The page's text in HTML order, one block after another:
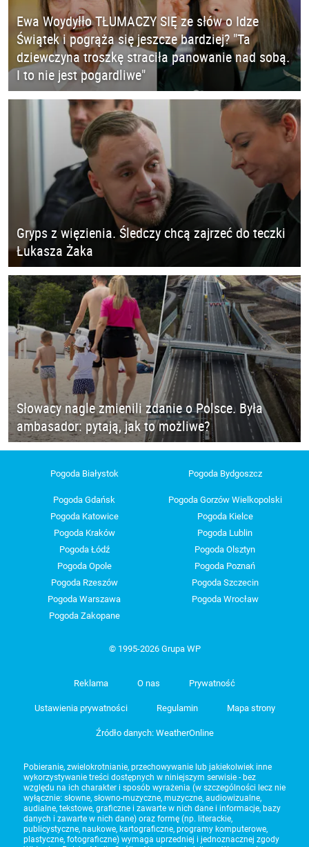
Ewa Woydyłło TŁUMACZY SIĘ ze słów o Idze
Świątek i pogrąża się jeszcze bardziej? "Ta
dziewczyna troszkę straciła panowanie nad sobą.
I to nie jest pogardliwe"
Gryps z więzienia. Śledczy chcą zajrzeć do teczki
Łukasza Żaka
Słowacy nagle zmienili zdanie o Polsce. Była
ambasador: pytają, jak to możliwe?
Pogoda Białystok Pogoda Bydgoszcz
Pogoda Gdańsk
Pogoda Gorzów Wielkopolski
Pogoda Katowice
Pogoda Kielce
Pogoda Kraków
Pogoda Lublin
Pogoda Łódź
Pogoda Olsztyn
Pogoda Opole
Pogoda Poznań
Pogoda Rzeszów
Pogoda Szczecin
Pogoda Warszawa
Pogoda Wrocław
Pogoda Zakopane
© 1995-2026 Grupa WP
Reklama O nas Prywatność
Ustawienia prywatności Regulamin Mapa strony
Źródło danych: WeatherOnline
Pobieranie, zwielokrotnianie, przechowywanie lub jakiekolwiek inne
wykorzystywanie treści dostępnych w niniejszym serwisie - bez
względu na ich charakter i sposób wyrażenia (w szczególności lecz nie
wyłącznie: słowne, słowno-muzyczne, muzyczne, audiowizualne,
audialne, tekstowe, graficzne i zawarte w nich dane i informacje, bazy
danych i zawarte w nich dane) oraz formę (np. literackie,
publicystyczne, naukowe, kartograficzne, programy komputerowe,
plastyczne, fotograficzne) wymaga uprzedniej i jednoznacznej zgody